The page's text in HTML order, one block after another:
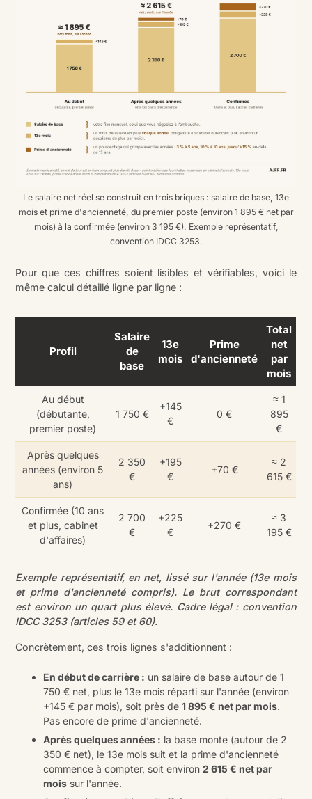
Le salaire net réel se construit en trois briques : salaire de base, 13e
mois et prime d'ancienneté, du premier poste (environ 1 895 € net par
mois) à la confirmée (environ 3 195 €). Exemple représentatif,
convention IDCC 3253.
Pour que ces chiffres soient lisibles et vérifiables, voici le
même calcul détaillé ligne par ligne :
Profil
Salaire
de
base
13e
mois
Prime
d'ancienneté
Total
net
par
mois
Au début
(débutante,
premier poste)
1 750 €
+145
€
0 €
≈ 1
895
€
Après quelques
années (environ 5
ans)
2 350
€
+195
€
+70 €
≈ 2
615 €
Confirmée (10 ans
et plus, cabinet
d'affaires)
2 700
€
+225
€
+270 €
≈ 3
195 €
Exemple représentatif, en net, lissé sur l'année (13e mois
et prime d'ancienneté compris). Le brut correspondant
est environ un quart plus élevé. Cadre légal : convention
IDCC 3253 (articles 59 et 60).
Concrètement, ces trois lignes s'additionnent :
En début de carrière : un salaire de base autour de 1
750 € net, plus le 13e mois réparti sur l'année (environ
+145 € par mois), soit près de1 895 € net par mois.
Pas encore de prime d'ancienneté.
Après quelques années : la base monte (autour de 2
350 € net), le 13e mois suit et la prime d'ancienneté
commence à compter, soit environ2 615 € net par
mois sur l'année.